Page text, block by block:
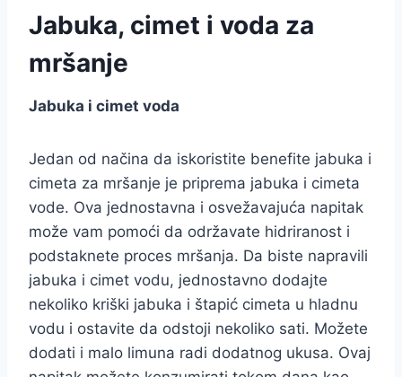
Jabuka, cimet i voda za
mršanje
Jabuka i cimet voda
Jedan od načina da iskoristite benefite jabuka i
cimeta za mršanje je priprema jabuka i cimeta
vode. Ova jednostavna i osvežavajuća napitak
može vam pomoći da održavate hidriranost i
podstaknete proces mršanja. Da biste napravili
jabuka i cimet vodu, jednostavno dodajte
nekoliko kriški jabuka i štapić cimeta u hladnu
vodu i ostavite da odstoji nekoliko sati. Možete
dodati i malo limuna radi dodatnog ukusa. Ovaj